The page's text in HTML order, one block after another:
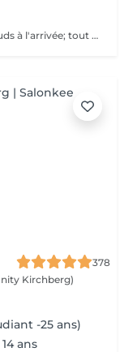
IMPORTANT: cheveux sans tresse ni noeuds à l'arrivée; tout noeuds ou tressage entraîne l'annulation et 50% de la prestation est retenu. Veuillez noter que si un enfant arrive au salon avec des poux, nous ne pourrons pas procéder à la coupe de cheveux pour des raisons de santé et de sécurité. Dans ce cas, le rendez-vous sera tout de même facturé en raison de l'horaire réservé, afin de compenser la perte de chiffre d'affaires. Nous comprenons que cela peut être une situation difficile, et nous vous encourageons à vérifier les cheveux de votre enfant avant le rendez-vous. Merci de votre compréhension !
378
Kirchberg)
-25 ans)
ans